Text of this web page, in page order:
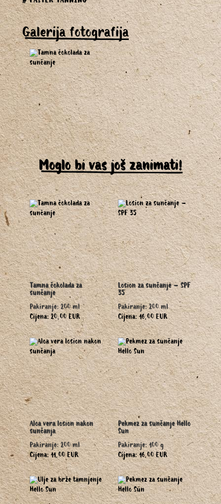
# FASTER TANNING
Galerija fotografija
Moglo bi vas još zanimati!
Tamna čokolada za
sunčanje
Pakiranje: 200 ml
Cijena: 20,00 EUR
Losion za sunčanje – SPF
35
Pakiranje: 200 ml
Cijena: 16,00 EUR
Aloa vera losion nakon
sunčanja
Pakiranje: 200 ml
Cijena: 11,00 EUR
Pekmez za sunčanje Hello
Sun
Pakiranje: 100 g
Cijena: 16,00 EUR